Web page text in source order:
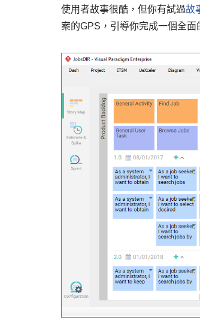
使用者故事很酷，但你有試過故
案的GPS，引導你完成一個全面